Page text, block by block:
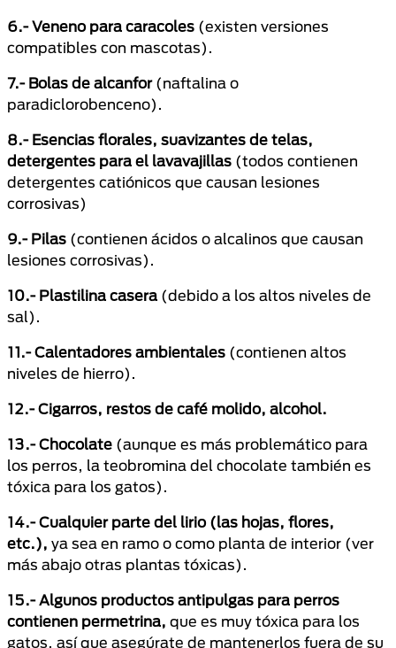
6.- Veneno para caracoles (existen versiones
compatibles con mascotas).
7.- Bolas de alcanfor(naftalina o
paradiclorobenceno).
8.- Esencias florales, suavizantes de telas,
detergentes para el lavavajillas (todos contienen
detergentes catiónicos que causan lesiones
corrosivas)
9.- Pilas (contienen ácidos o alcalinos que causan
lesiones corrosivas).
10.- Plastilina casera (debido a los altos niveles de
sal).
11.- Calentadores ambientales (contienen altos
niveles de hierro).
12.- Cigarros, restos de café molido, alcohol.
13.- Chocolate (aunque es más problemático para
los perros, la teobromina del chocolate también es
tóxica para los gatos).
14.- Cualquier parte del lirio (las hojas, flores,
etc.), ya sea en ramo o como planta de interior (ver
más abajo otras plantas tóxicas).
15.- Algunos productos antipulgas para perros
contienen permetrina, que es muy tóxica para los
gatos, así que asegúrate de mantenerlos fuera de su